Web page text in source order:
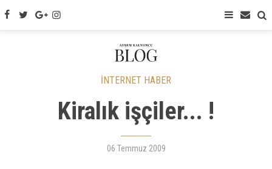
İNTERNET HABER
Kiralık işçiler... !
06 Temmuz 2009